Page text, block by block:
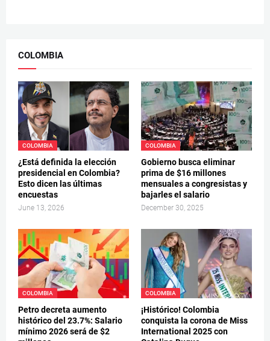
COLOMBIA
COLOMBIA
¿Está definida la elección
presidencial en Colombia?
Esto dicen las últimas
encuestas
June 13, 2026
COLOMBIA
Gobierno busca eliminar
prima de $16 millones
mensuales a congresistas y
bajarles el salario
December 30, 2025
COLOMBIA
Petro decreta aumento
histórico del 23.7%: Salario
mínimo 2026 será de $2
COLOMBIA
¡Histórico! Colombia
conquista la corona de Miss
International 2025 con